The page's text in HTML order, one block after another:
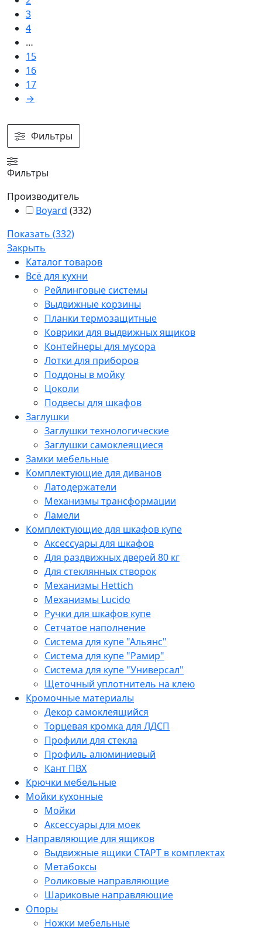
Фильтры
Фильтры
Производитель
Boyard (332)
Показать (332)
Закрыть
Каталог товаров
Всё для кухни
Рейлинговые системы
Выдвижные корзины
Планки термозащитные
Коврики для выдвижных ящиков
Контейнеры для мусора
Лотки для приборов
Поддоны в мойку
Цоколи
Подвесы для шкафов
Заглушки
Заглушки технологические
Заглушки самоклеящиеся
Замки мебельные
Комплектующие для диванов
Латодержатели
Механизмы трансформации
Ламели
Комплектующие для шкафов купе
Аксессуары для шкафов
Для раздвижных дверей 80 кг
Для стеклянных створок
Механизмы Hettich
Механизмы Lucido
Ручки для шкафов купе
Сетчатое наполнение
Система для купе "Альянс"
Система для купе "Рамир"
Система для купе "Универсал"
Щеточный уплотнитель на клею
Кромочные материалы
Декор самоклеящийся
Торцевая кромка для ЛДСП
Профили для стекла
Профиль алюминиевый
Кант ПВХ
Крючки мебельные
Мойки кухонные
Мойки
Аксессуары для моек
Направляющие для ящиков
Выдвижные ящики СТАРТ в комплектах
Метабоксы
Роликовые направляющие
Шариковые направляющие
Опоры
Ножки мебельные
3
4
…
15
16
17
→